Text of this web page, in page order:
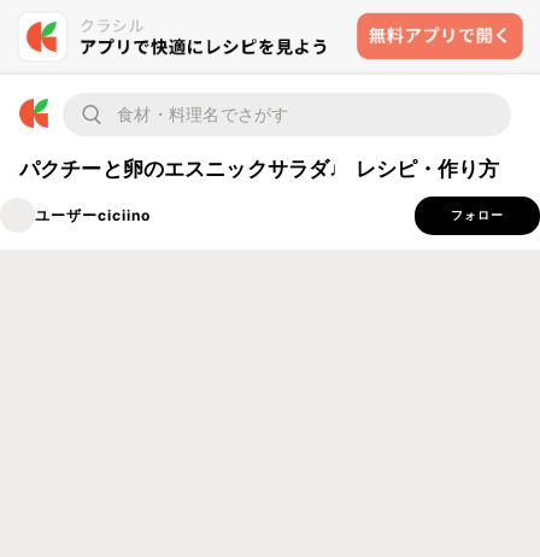
パクチーと卵のエスニックサラダ♩ レシピ・作り方
ユーザーciciino フォロー